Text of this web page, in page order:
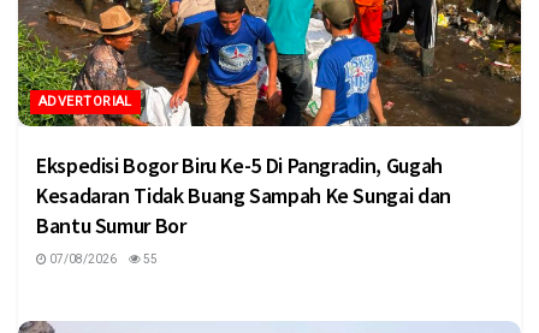
ADVERTORIAL
Ekspedisi Bogor Biru Ke-5 Di Pangradin, Gugah
Kesadaran Tidak Buang Sampah Ke Sungai dan
Bantu Sumur Bor
07/08/2026 55